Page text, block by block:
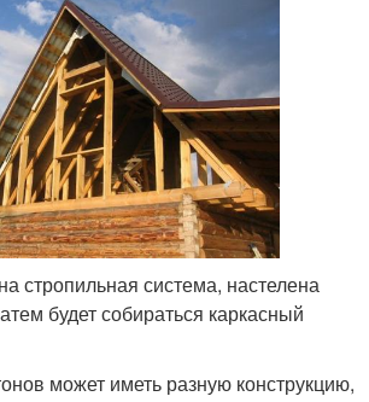
стропильная система, настелена
будет собираться каркасный
может иметь разную конструкцию,